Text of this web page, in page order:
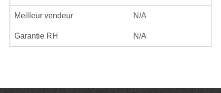
Meilleur vendeur N/A
Garantie RH N/A